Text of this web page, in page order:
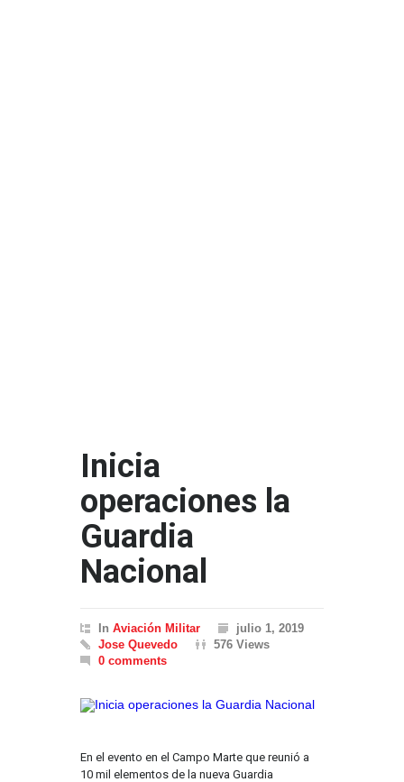
Inicia
operaciones la
Guardia
Nacional
In Aviación Militar
julio 1, 2019
Jose Quevedo
576 Views
0 comments
En el evento en el Campo Marte que reunió a
10 mil elementos de la nueva Guardia